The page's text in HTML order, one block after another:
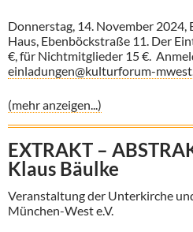
Donnerstag, 14. November 2024,
Haus, Ebenböckstraße 11. Der
€, für Nichtmitglieder 15 €.
einladungen@kulturforum-
(mehr anzeigen...)
EXTRAKT –
Klaus Bäulke
Veranstaltung der Unterkirche
München-West e.V.